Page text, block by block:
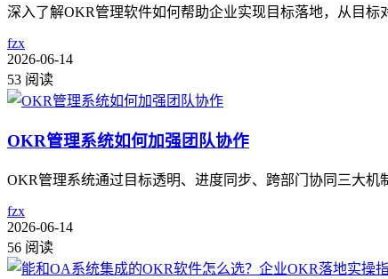
深入了解OKR管理软件如何帮助企业实现目标落地，从目
fzx
2026-06-14
53 阅读
OKR管理系统如何加强团队协作
OKR管理系统通过目标透明、进度同步、跨部门协同三大
fzx
2026-06-14
56 阅读